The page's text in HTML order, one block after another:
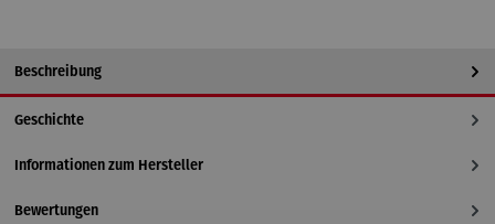
Beschreibung
Geschichte
Informationen zum Hersteller
Bewertungen